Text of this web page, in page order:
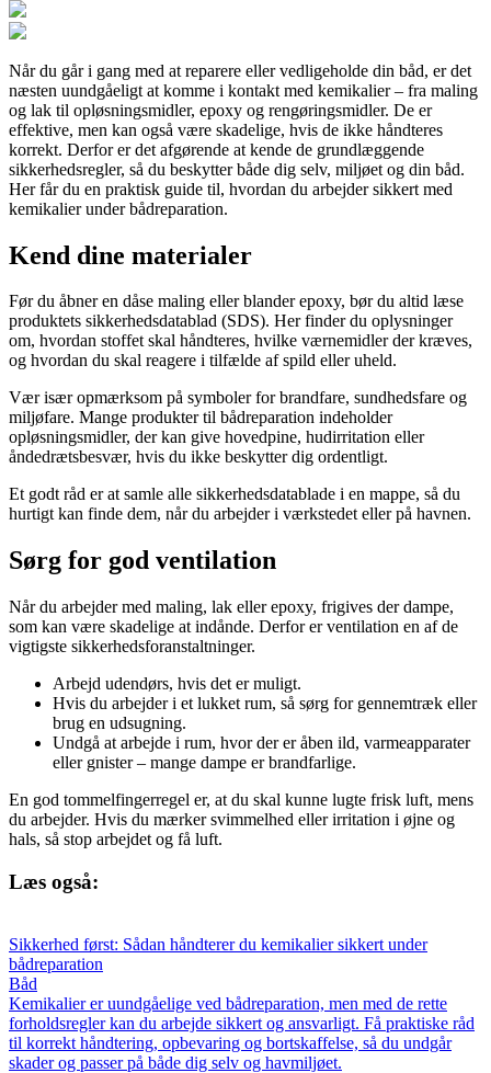
Når du går i gang med at reparere eller vedligeholde din båd, er det
næsten uundgåeligt at komme i kontakt med kemikalier – fra maling
og lak til opløsningsmidler, epoxy og rengøringsmidler. De er
effektive, men kan også være skadelige, hvis de ikke håndteres
korrekt. Derfor er det afgørende at kende de grundlæggende
sikkerhedsregler, så du beskytter både dig selv, miljøet og din båd.
Her får du en praktisk guide til, hvordan du arbejder sikkert med
kemikalier under bådreparation.
Kend dine materialer
Før du åbner en dåse maling eller blander epoxy, bør du altid læse
produktets sikkerhedsdatablad (SDS). Her finder du oplysninger
om, hvordan stoffet skal håndteres, hvilke værnemidler der kræves,
og hvordan du skal reagere i tilfælde af spild eller uheld.
Vær især opmærksom på symboler for brandfare, sundhedsfare og
miljøfare. Mange produkter til bådreparation indeholder
opløsningsmidler, der kan give hovedpine, hudirritation eller
åndedrætsbesvær, hvis du ikke beskytter dig ordentligt.
Et godt råd er at samle alle sikkerhedsdatablade i en mappe, så du
hurtigt kan finde dem, når du arbejder i værkstedet eller på havnen.
Sørg for god ventilation
Når du arbejder med maling, lak eller epoxy, frigives der dampe,
som kan være skadelige at indånde. Derfor er ventilation en af de
vigtigste sikkerhedsforanstaltninger.
Arbejd udendørs, hvis det er muligt.
Hvis du arbejder i et lukket rum, så sørg for gennemtræk eller
brug en udsugning.
Undgå at arbejde i rum, hvor der er åben ild, varmeapparater
eller gnister – mange dampe er brandfarlige.
En god tommelfingerregel er, at du skal kunne lugte frisk luft, mens
du arbejder. Hvis du mærker svimmelhed eller irritation i øjne og
hals, så stop arbejdet og få luft.
Læs også:
Sikkerhed først: Sådan håndterer du kemikalier sikkert under
bådreparation
Båd
Kemikalier er uundgåelige ved bådreparation, men med de rette
forholdsregler kan du arbejde sikkert og ansvarligt. Få praktiske råd
til korrekt håndtering, opbevaring og bortskaffelse, så du undgår
skader og passer på både dig selv og havmiljøet.